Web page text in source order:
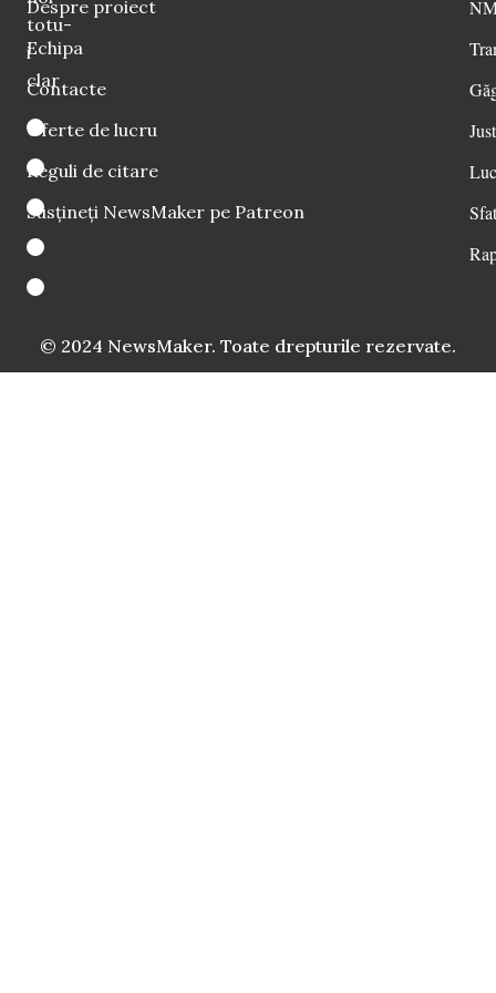
totu-
i
clar
Despre proiect
Echipa
Contacte
Oferte de lucru
Reguli de citare
Susțineți NewsMaker pe Patreon
© 2024 NewsMaker. Toate drepturile rezervate.